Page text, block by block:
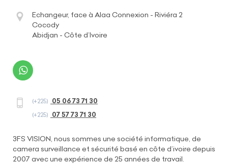
Echangeur, face à Alaa Connexion - Riviéra 2
Cocody
Abidjan - Côte d’Ivoire
(+225) 05 06 73 71 30
(+225) 07 57 73 71 30
3FS VISION, nous sommes une société informatique, de
camera surveillance et sécurité basé en côte d’ivoire depuis
2007 avec une expérience de 25 années de travail.